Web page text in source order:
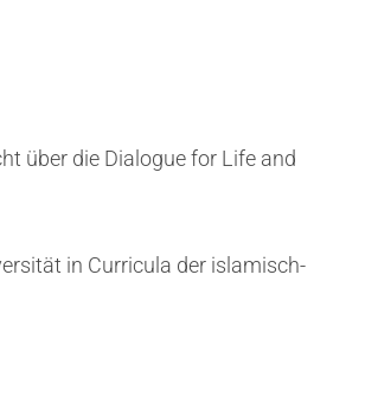
über die Dialogue for Life and
in Curricula der islamisch-